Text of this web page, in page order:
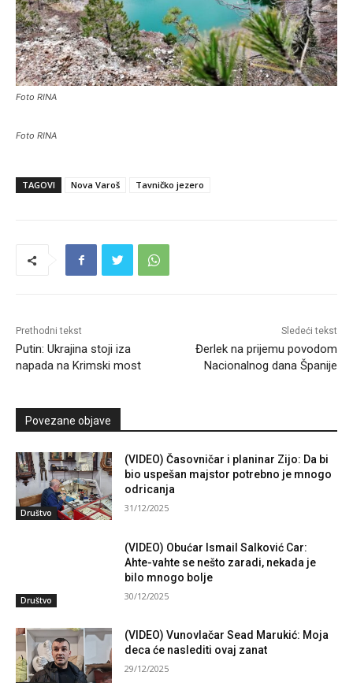
Foto RINA
Foto RINA
TAGOVI Nova Varoš Tavničko jezero
Prethodni tekst
Putin: Ukrajina stoji iza
napada na Krimski most
Sledeći tekst
Đerlek na prijemu povodom
Nacionalnog dana Španije
Povezane objave
Društvo
(VIDEO) Časovničar i planinar Zijo: Da bi
bio uspešan majstor potrebno je mnogo
odricanja
31/12/2025
Društvo
(VIDEO) Obućar Ismail Salković Car:
Ahte-vahte se nešto zaradi, nekada je
bilo mnogo bolje
30/12/2025
(VIDEO) Vunovlačar Sead Marukić: Moja
deca će naslediti ovaj zanat
29/12/2025